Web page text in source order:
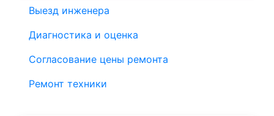
Выезд инженера
Диагностика и оценка
Согласование цены ремонта
Ремонт техники